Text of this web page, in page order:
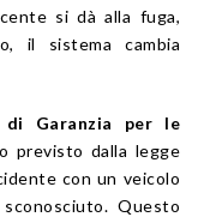
si dà alla fuga,
il sistema cambia
di Garanzia per le
previsto dalla legge
con un veicolo
Questo